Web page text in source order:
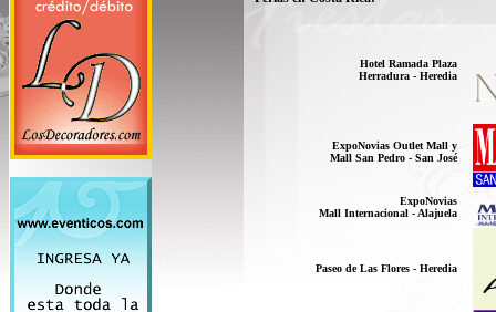
Hotel Ramada Plaza
Herradura - Heredia
ExpoNovias Outlet Mall y
Mall San Pedro - San José
ExpoNovias
Mall Internacional - Alajuela
Paseo de Las Flores - Heredia